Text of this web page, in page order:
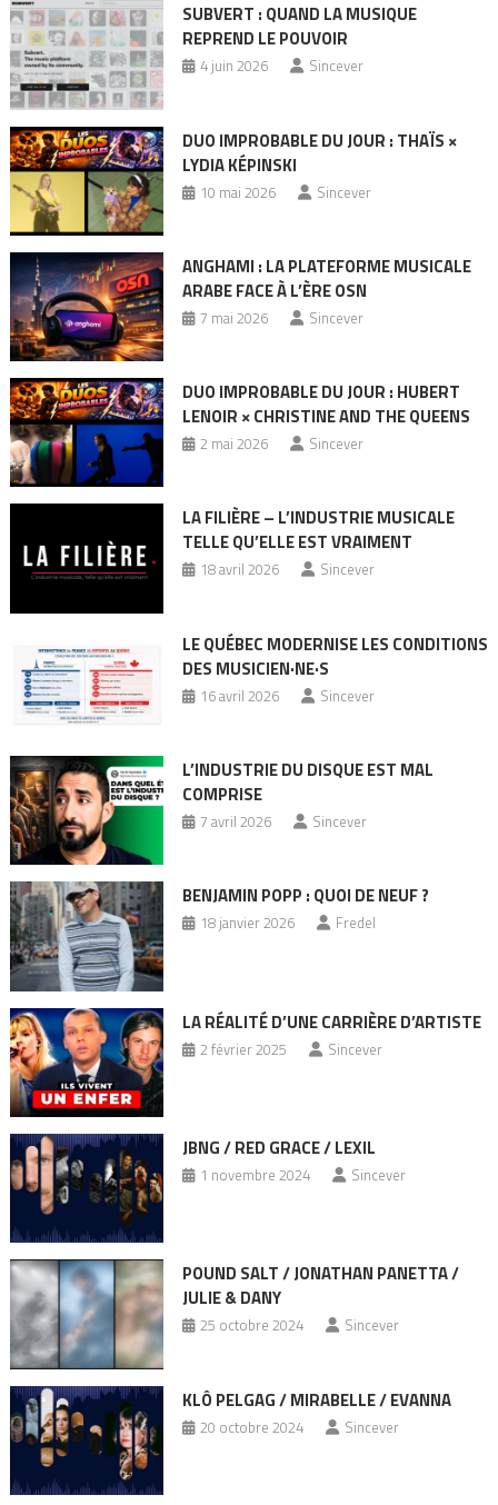
SUBVERT : QUAND LA MUSIQUE
REPREND LE POUVOIR
4 juin 2026 Sincever
DUO IMPROBABLE DU JOUR : THAÏS ×
LYDIA KÉPINSKI
10 mai 2026 Sincever
ANGHAMI : LA PLATEFORME MUSICALE
ARABE FACE À L’ÈRE OSN
7 mai 2026 Sincever
DUO IMPROBABLE DU JOUR : HUBERT
LENOIR × CHRISTINE AND THE QUEENS
2 mai 2026 Sincever
LA FILIÈRE – L’INDUSTRIE MUSICALE
TELLE QU’ELLE EST VRAIMENT
18 avril 2026 Sincever
LE QUÉBEC MODERNISE LES CONDITIONS
DES MUSICIEN·NE·S
16 avril 2026 Sincever
L’INDUSTRIE DU DISQUE EST MAL
COMPRISE
7 avril 2026 Sincever
BENJAMIN POPP : QUOI DE NEUF ?
18 janvier 2026 Fredel
LA RÉALITÉ D’UNE CARRIÈRE D’ARTISTE
2 février 2025 Sincever
JBNG / RED GRACE / LEXIL
1 novembre 2024 Sincever
POUND SALT / JONATHAN PANETTA /
JULIE & DANY
25 octobre 2024 Sincever
KLÔ PELGAG / MIRABELLE / EVANNA
20 octobre 2024 Sincever